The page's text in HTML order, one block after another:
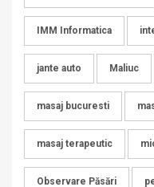
IMM Informatica
jante auto Maliuc
masaj bucuresti
masaj terapeutic
Observare Păsări